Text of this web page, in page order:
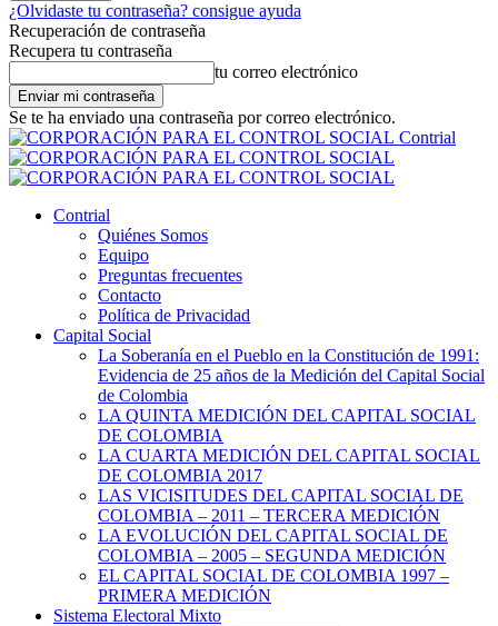
¿Olvidaste tu contraseña? consigue ayuda
Recuperación de contraseña
Recupera tu contraseña
tu correo electrónico
Se te ha enviado una contraseña por correo electrónico.
Contrial
Contrial
Quiénes Somos
Equipo
Preguntas frecuentes
Contacto
Política de Privacidad
Capital Social
La Soberanía en el Pueblo en la Constitución de 1991:
Evidencia de 25 años de la Medición del Capital Social
de Colombia
LA QUINTA MEDICIÓN DEL CAPITAL SOCIAL
DE COLOMBIA
LA CUARTA MEDICIÓN DEL CAPITAL SOCIAL
DE COLOMBIA 2017
LAS VICISITUDES DEL CAPITAL SOCIAL DE
COLOMBIA – 2011 – TERCERA MEDICIÓN
LA EVOLUCIÓN DEL CAPITAL SOCIAL DE
COLOMBIA – 2005 – SEGUNDA MEDICIÓN
EL CAPITAL SOCIAL DE COLOMBIA 1997 –
PRIMERA MEDICIÓN
Sistema Electoral Mixto